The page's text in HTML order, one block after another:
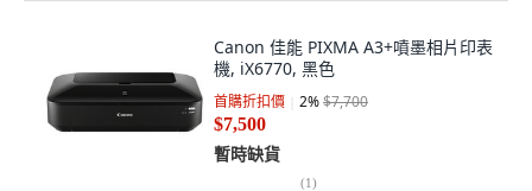
Canon 佳能 PIXMA A3+噴墨相片印表
機, iX6770, 黑色
首購折扣價 2%$7,700
$7,500
暫時缺貨
(1)